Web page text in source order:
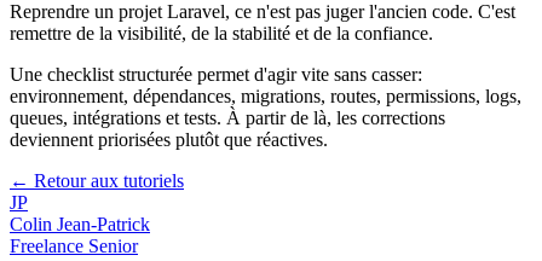
Reprendre un projet Laravel, ce n'est pas juger l'ancien code. C'est
remettre de la visibilité, de la stabilité et de la confiance.
Une checklist structurée permet d'agir vite sans casser:
environnement, dépendances, migrations, routes, permissions, logs,
queues, intégrations et tests. À partir de là, les corrections
deviennent priorisées plutôt que réactives.
← Retour aux tutoriels
JP
Colin Jean-Patrick
Freelance Senior